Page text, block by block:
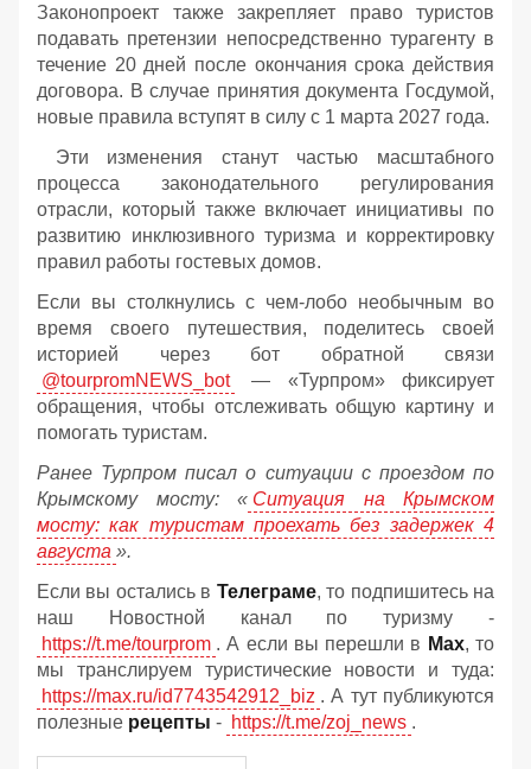
Законопроект также закрепляет право туристов
подавать претензии непосредственно турагенту в
течение 20 дней после окончания срока действия
договора. В случае принятия документа Госдумой,
новые правила вступят в силу с 1 марта 2027 года.
Эти изменения станут частью масштабного
процесса законодательного регулирования
отрасли, который также включает инициативы по
развитию инклюзивного туризма и корректировку
правил работы гостевых домов.
Если вы столкнулись с чем-лобо необычным во
время своего путешествия, поделитесь своей
историей через бот обратной связи
@tourpromNEWS_bot
— «Турпром» фиксирует
обращения, чтобы отслеживать общую картину и
помогать туристам.
Ранее Турпром писал о ситуации с проездом по
Крымскому мосту: « Ситуация на Крымском
мосту: как туристам проехать без задержек 4
августа ».
Если вы остались в Телеграме, то подпишитесь на
наш Новостной канал по туризму -
https://t.me/tourprom . А если вы перешли в Мах, то
мы транслируем туристические новости и туда:
https://max.ru/id7743542912_biz . А тут публикуются
полезные рецепты - https://t.me/zoj_news .